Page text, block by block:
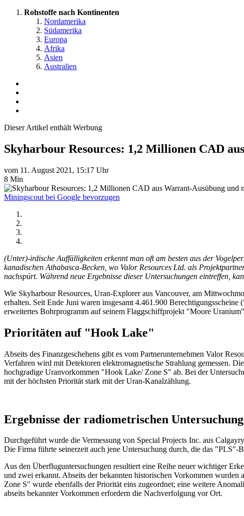
Rohstoffe nach Kontinenten
Nordamerika
Südamerika
Europa
Afrika
Asien
Australien
Dieser Artikel enthält Werbung
Skyharbour Resources: 1,2 Millionen CAD
vom 11. August 2021, 15:17 Uhr
8 Min
Miningscout bei Google bevorzugen
(Unter)-irdische Auffälligkeiten erkennt man oft am besten aus der
kanadischen Athabasca-Becken, wo Valor Resources Ltd. als
nachspürt. Während neue Ergebnisse dieser Untersuchungen eintreffen,
Wie Skyharbour Resources, Uran-Explorer aus Vancouver, am
erhalten. Seit Ende Juni waren insgesamt 4.461.900
erweitertes Bohrprogramm auf seinem Flaggschiffprojekt "Moore
Prioritäten auf "Hook Lake"
Abseits des Finanzgeschehens gibt es vom Partnerunternehmen Valor
Verfahren wird mit Detektoren elektromagnetische Strahlung gemessen.
hochgradige Uranvorkommen "Hook Lake/ Zone S" ab. Bei der
mit der höchsten Priorität stark mit der Uran-Kanalzählung.
Ergebnisse der radiometrischen
Durchgeführt wurde die Vermessung von Special Projects Inc. aus
Die Firma führte seinerzeit auch jene Untersuchung durch, die das
Aus den Überfluguntersuchungen resultiert eine Reihe neuer wichtiger
und zwei erkannt. Abseits der bekannten historischen Vorkommen
Zone S" wurde ebenfalls der Priorität eins zugeordnet; eine weitere
abseits bekannter Vorkommen erfordern die Nachverfolgung vor Ort.